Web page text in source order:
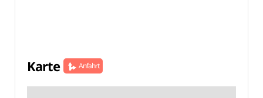
Karte Anfahrt